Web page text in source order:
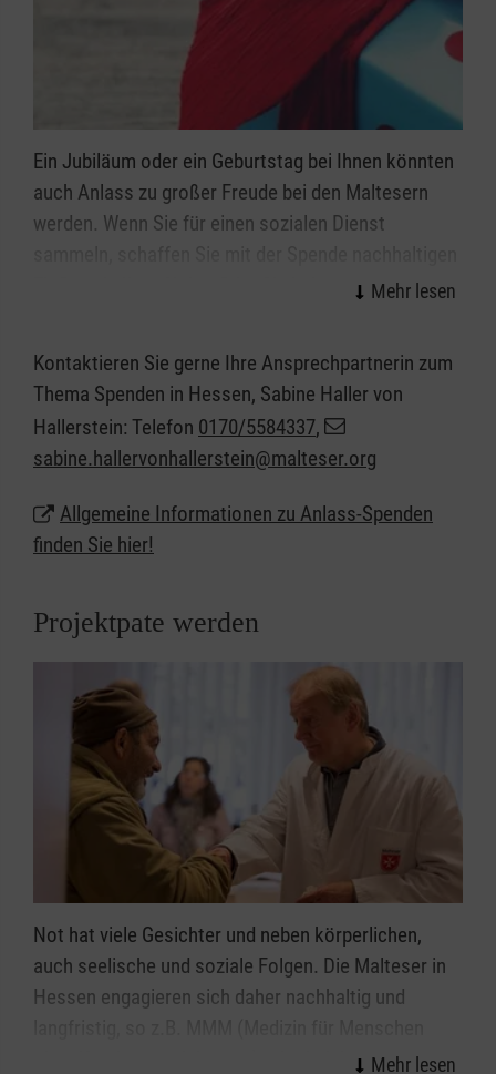
Ein Jubiläum oder ein Geburtstag bei Ihnen könnten
auch Anlass zu großer Freude bei den Maltesern
werden. Wenn Sie für einen sozialen Dienst
Einfluss in Ihrer Nähe. Oder Sie haben einen
Kontaktieren Sie gerne Ihre Ansprechpartnerin zum
Thema Spenden in Hessen, Sabine Haller von
Hallerstein: Telefon 0170/5584337,
sabine.hallervonhallerstein@malteser.org
Allgemeine Informationen zu Anlass-Spenden
finden Sie hier!
Projektpate werden
Not hat viele Gesichter und neben körperlichen,
auch seelische und soziale Folgen. Die Malteser in
Hessen engagieren sich daher nachhaltig und
ohne Krankenversicherung) oder bei der Kinder-